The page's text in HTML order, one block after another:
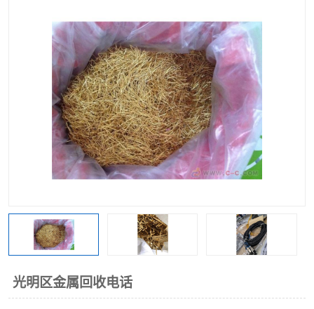
光明区金属回收电话